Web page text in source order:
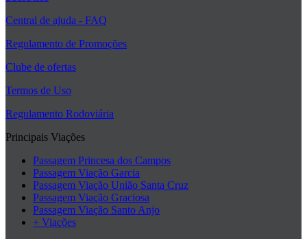
Central de ajuda - FAQ
Regulamento de Promoções
Clube de ofertas
Termos de Uso
Regulamento Rodoviária
Principais Viações
Passagem Princesa dos Campos
Passagem Viação Garcia
Passagem Viação União Santa Cruz
Passagem Viação Graciosa
Passagem Viação Santo Anjo
+ Viações